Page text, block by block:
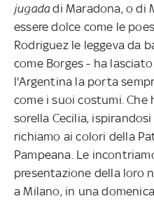
jugadadi Maradona, o di
essere dolce come le
Rodriguez le leggeva da
come Borges - ha
l'Argentina la porta
come i suoi costumi. Che
sorella Cecilia,
richiamo ai colori della
Pampeana. Le
presentazione della loro
a Milano, in una